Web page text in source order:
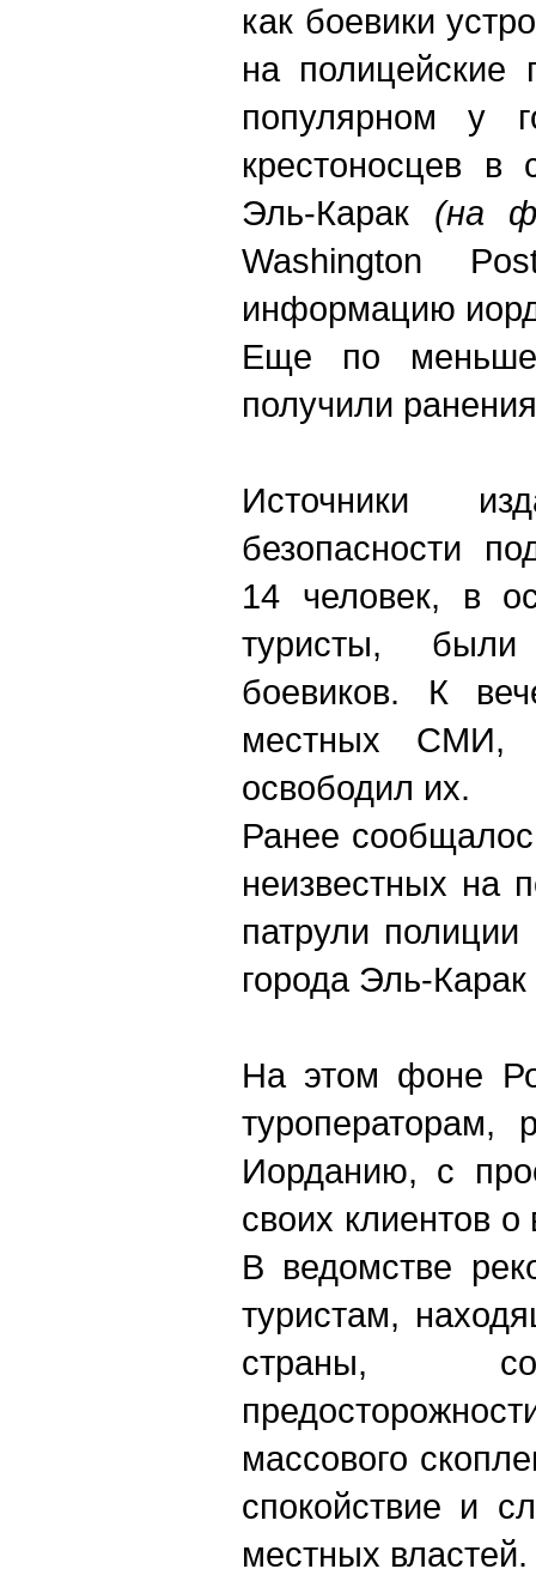
как боевики
на полицейские
популярном у
крестоносцев в
Эль-Карак (на
Washington
информацию
Еще по
получили
Источники
безопасности
14 человек, в
туристы,
боевиков. К
местных СМИ,
освободил их.
Ранее
неизвестных на
патрули полиции
города Эль-
На этом фоне
Иорданию, с
своих клиентов
В ведомстве
туристам,
страны,
массового
спокойствие и
местных властей.